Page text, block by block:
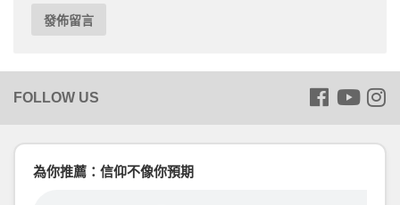
為你推薦：信仰不像你預期